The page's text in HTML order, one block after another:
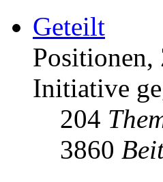
Geteilt
Positionen,
Initiative
204
3860